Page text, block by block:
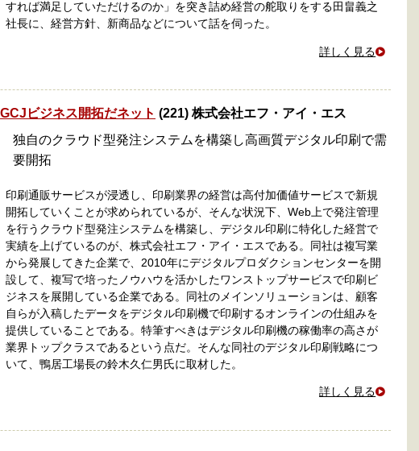
すれば満足していただけるのか」を突き詰め経営の舵取りをする田畠義之
社長に、経営方針、新商品などについて話を伺った。
詳しく見る
GCJビジネス開拓だネット (221) 株式会社エフ・アイ・エス
独自のクラウド型発注システムを構築し高画質デジタル印刷で需
要開拓
印刷通販サービスが浸透し、印刷業界の経営は高付加価値サービスで新規
開拓していくことが求められているが、そんな状況下、Web上で発注管理
を行うクラウド型発注システムを構築し、デジタル印刷に特化した経営で
実績を上げているのが、株式会社エフ・アイ・エスである。同社は複写業
から発展してきた企業で、2010年にデジタルプロダクションセンターを開
設して、複写で培ったノウハウを活かしたワンストップサービスで印刷ビ
ジネスを展開している企業である。同社のメインソリューションは、顧客
自らが入稿したデータをデジタル印刷機で印刷するオンラインの仕組みを
提供していることである。特筆すべきはデジタル印刷機の稼働率の高さが
業界トップクラスであるという点だ。そんな同社のデジタル印刷戦略につ
いて、鴨居工場長の鈴木久仁男氏に取材した。
詳しく見る